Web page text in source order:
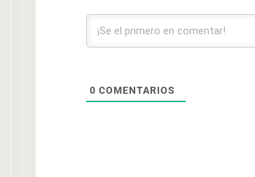
0 COMENTARIOS